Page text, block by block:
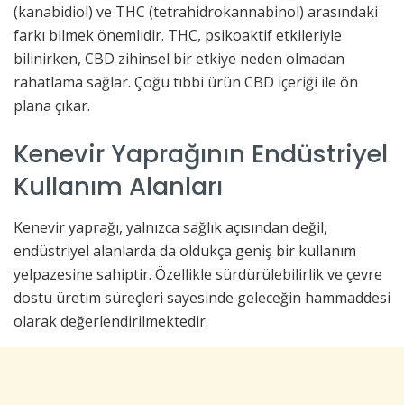
(kanabidiol) ve THC (tetrahidrokannabinol) arasındaki
farkı bilmek önemlidir. THC, psikoaktif etkileriyle
bilinirken, CBD zihinsel bir etkiye neden olmadan
rahatlama sağlar. Çoğu tıbbi ürün CBD içeriği ile ön
plana çıkar.
Kenevir Yaprağının Endüstriyel
Kullanım Alanları
Kenevir yaprağı, yalnızca sağlık açısından değil,
endüstriyel alanlarda da oldukça geniş bir kullanım
yelpazesine sahiptir. Özellikle sürdürülebilirlik ve çevre
dostu üretim süreçleri sayesinde geleceğin hammaddesi
olarak değerlendirilmektedir.